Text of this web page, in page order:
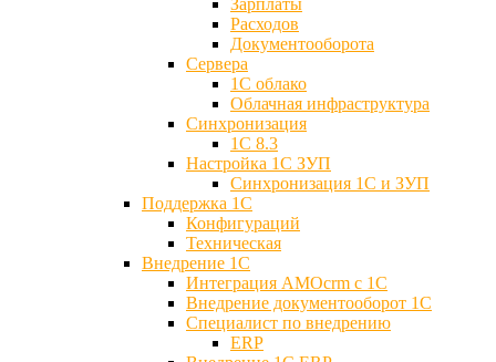
Зарплаты
Расходов
Документооборота
Сервера
1С облако
Облачная инфраструктура
Синхронизация
1С 8.3
Настройка 1С ЗУП
Синхронизация 1С и ЗУП
Поддержка 1С
Конфигураций
Техническая
Внедрение 1С
Интеграция AMOcrm с 1C
Внедрение документооборот 1С
Специалист по внедрению
ERP